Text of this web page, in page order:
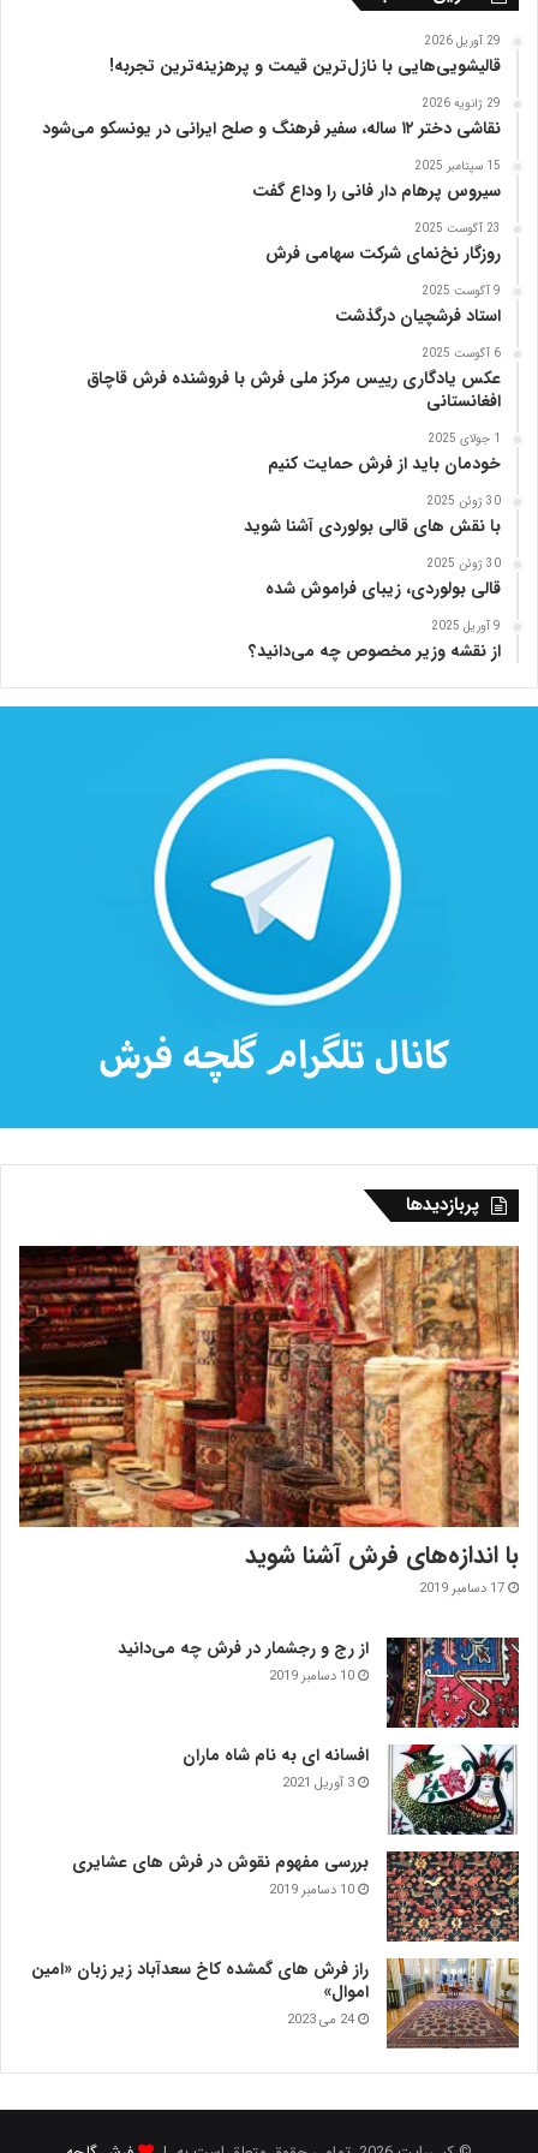
29 آوریل 2026
قالیشویی‌هایی با نازل‌ترین قیمت و پرهزینه‌ترین تجربه!
29 ژانویه 2026
نقاشی دختر ۱۲ ساله، سفیر فرهنگ و صلح ایرانی در یونسکو می‌شود
15 سپتامبر 2025
سیروس پرهام دار فانی را وداع گفت
23 آگوست 2025
روزگار نخ‌نمای شرکت سهامی فرش
9 آگوست 2025
استاد فرشچیان درگذشت
6 آگوست 2025
عکس یادگاری رییس مرکز ملی فرش با فروشنده فرش قاچاق
افغانستانی
1 جولای 2025
خودمان باید از فرش حمایت کنیم
30 ژوئن 2025
با نقش های قالی بولوردی آشنا شوید
30 ژوئن 2025
قالی بولوردی، زیبای فراموش شده
9 آوریل 2025
از نقشه وزیر مخصوص چه می‌دانید؟
پربازدیدها
با اندازه‌‌های فرش آشنا شوید
17 دسامبر 2019
از رج و رجشمار در فرش چه می‌دانید
10 دسامبر 2019
افسانه ای به نام شاه ماران
3 آوریل 2021
بررسی مفهوم نقوش در فرش‌ های عشایری
10 دسامبر 2019
راز فرش های گمشده کاخ سعدآباد زیر زبان «امین
اموال»
24 می 2023